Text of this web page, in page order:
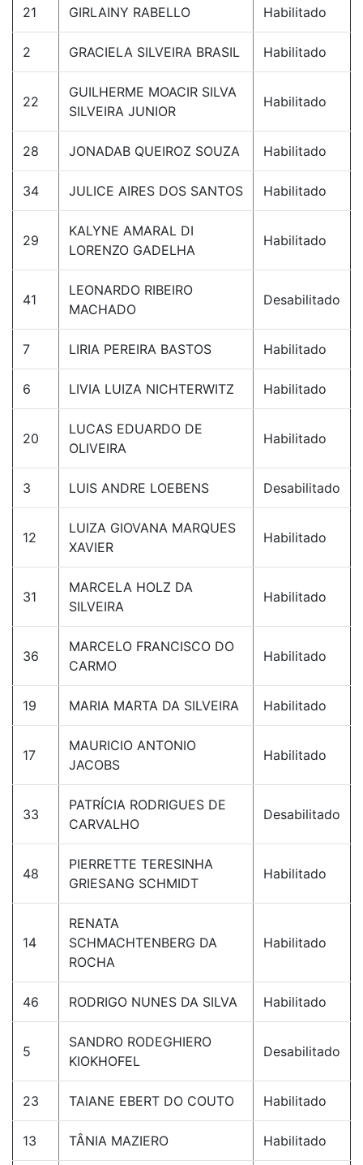
21 GIRLAINY RABELLO Habilitado
2 GRACIELA SILVEIRA BRASIL Habilitado
22
GUILHERME MOACIR SILVA
SILVEIRA JUNIOR
Habilitado
28 JONADAB QUEIROZ SOUZA Habilitado
34 JULICE AIRES DOS SANTOS Habilitado
29
KALYNE AMARAL DI
LORENZO GADELHA
Habilitado
41
LEONARDO RIBEIRO
MACHADO
Desabilitado
7 LIRIA PEREIRA BASTOS Habilitado
6 LIVIA LUIZA NICHTERWITZ Habilitado
20
LUCAS EDUARDO DE
OLIVEIRA
Habilitado
3 LUIS ANDRE LOEBENS Desabilitado
12
LUIZA GIOVANA MARQUES
XAVIER
Habilitado
31
MARCELA HOLZ DA
SILVEIRA
Habilitado
36
MARCELO FRANCISCO DO
CARMO
Habilitado
19 MARIA MARTA DA SILVEIRA Habilitado
17
MAURICIO ANTONIO
JACOBS
Habilitado
33
PATRÍCIA RODRIGUES DE
CARVALHO
Desabilitado
48
PIERRETTE TERESINHA
GRIESANG SCHMIDT
Habilitado
14
RENATA
SCHMACHTENBERG DA
ROCHA
Habilitado
46 RODRIGO NUNES DA SILVA Habilitado
5
SANDRO RODEGHIERO
KIOKHOFEL
Desabilitado
23 TAIANE EBERT DO COUTO Habilitado
13 TÂNIA MAZIERO Habilitado